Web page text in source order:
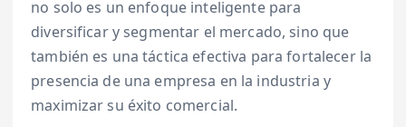
no solo es un enfoque inteligente para
diversificar y segmentar el mercado, sino que
también es una táctica efectiva para fortalecer la
presencia de una empresa en la industria y
maximizar su éxito comercial.